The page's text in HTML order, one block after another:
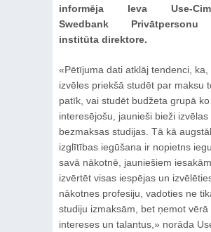
informēja Ieva Use-
Swedbank
institūta direktore.
«Pētījuma dati atklāj tendenci, ka,
izvēles priekšā studēt par maksu
patīk, vai studēt budžeta grupā
interesējošu, jaunieši bieži izvēlas
bezmaksas studijas. Tā kā
izglītības iegūšana ir nopietns
savā nākotnē, jauniešiem
izvērtēt visas iespējas un
nākotnes profesiju, vadoties ne
studiju izmaksām, bet ņemot vērā
intereses un talantus,» norāda